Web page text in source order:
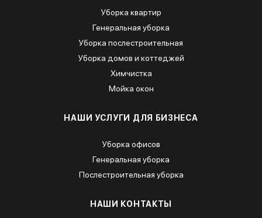
Уборка квартир
Генеральная уборка
Уборка послестроительная
Уборка домов и коттеджей
Химчистка
Мойка окон
НАШИ УСЛУГИ ДЛЯ БИЗНЕСА
Уборка офисов
Генеральная уборка
Послестроительная уборка
НАШИ КОНТАКТЫ